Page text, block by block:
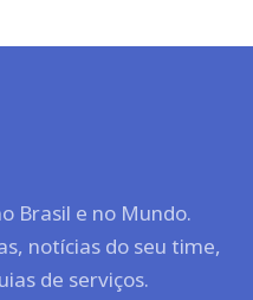
Brasil e no Mundo.
notícias do seu time,
de serviços.